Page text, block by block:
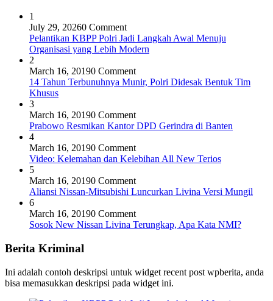
1
July 29, 20260 Comment
Pelantikan KBPP Polri Jadi Langkah Awal Menuju
Organisasi yang Lebih Modern
2
March 16, 20190 Comment
14 Tahun Terbunuhnya Munir, Polri Didesak Bentuk Tim
Khusus
3
March 16, 20190 Comment
Prabowo Resmikan Kantor DPD Gerindra di Banten
4
March 16, 20190 Comment
Video: Kelemahan dan Kelebihan All New Terios
5
March 16, 20190 Comment
Aliansi Nissan-Mitsubishi Luncurkan Livina Versi Mungil
6
March 16, 20190 Comment
Sosok New Nissan Livina Terungkap, Apa Kata NMI?
Berita Kriminal
Ini adalah contoh deskripsi untuk widget recent post wpberita, anda
bisa memasukkan deskripsi pada widget ini.